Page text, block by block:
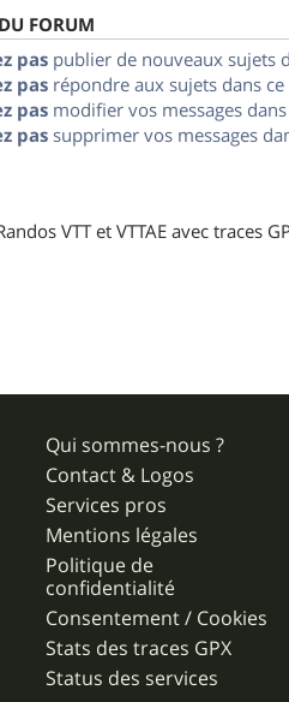
FORUM
pas publier de nouveaux sujets
pas répondre aux sujets dans
pas modifier vos messages
pas supprimer vos messages
VTT et VTTAE avec traces
Qui sommes-nous ?
Contact & Logos
Services pros
Mentions légales
Politique de
confidentialité
Consentement / Cookies
Stats des traces GPX
Status des services